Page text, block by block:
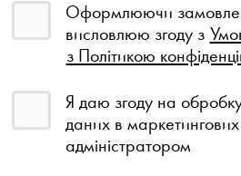
Оформлюючи
висловлюю згоду з
з Політикою
Я даю згоду на
даних в маркетингових
адміністратором